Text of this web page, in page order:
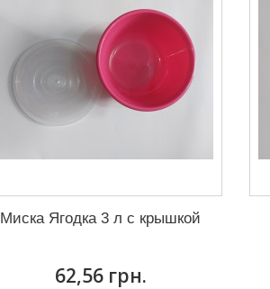
Миска Ягодка 3 л с крышкой
62,56 грн.